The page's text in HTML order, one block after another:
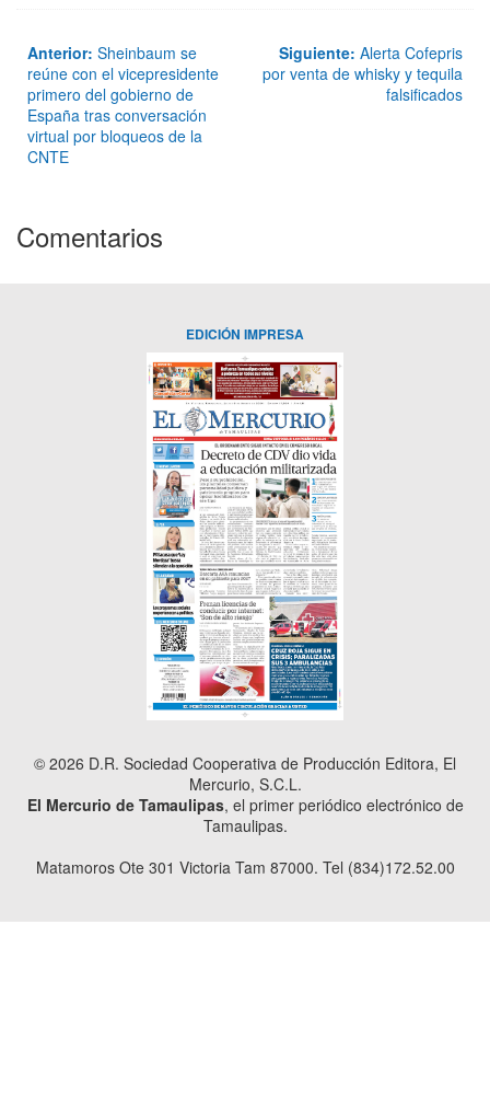
Anterior: Sheinbaum se
reúne con el vicepresidente
primero del gobierno de
España tras conversación
virtual por bloqueos de la
CNTE
Siguiente: Alerta Cofepris
por venta de whisky y tequila
falsificados
Comentarios
EDICIÓN IMPRESA
© 2026 D.R. Sociedad Cooperativa de Producción Editora, El
Mercurio, S.C.L.
El Mercurio de Tamaulipas, el primer periódico electrónico de
Tamaulipas.
Matamoros Ote 301 Victoria Tam 87000. Tel (834)172.52.00